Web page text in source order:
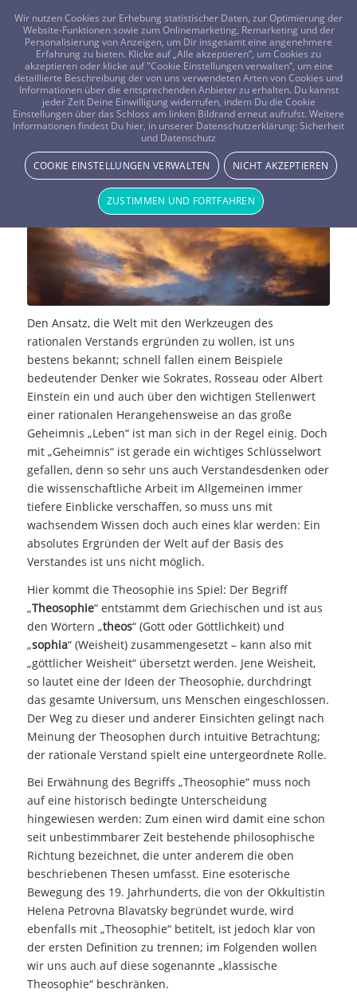
FRAGEN? KOSTENLOS ANRUFEN: 0800-8478266
Theosophie
Den Ansatz, die Welt mit den Werkzeugen des
rationalen Verstands ergründen zu wollen, ist uns
bestens bekannt; schnell fallen einem Beispiele
bedeutender Denker wie Sokrates, Rosseau oder Albert
Einstein ein und auch über den wichtigen Stellenwert
einer rationalen Herangehensweise an das große
Geheimnis „Leben“ ist man sich in der Regel einig. Doch
mit „Geheimnis“ ist gerade ein wichtiges Schlüsselwort
gefallen, denn so sehr uns auch Verstandesdenken oder
die wissenschaftliche Arbeit im Allgemeinen immer
tiefere Einblicke verschaffen, so muss uns mit
wachsendem Wissen doch auch eines klar werden: Ein
absolutes Ergründen der Welt auf der Basis des
Verstandes ist uns nicht möglich.
Hier kommt die Theosophie ins Spiel: Der Begriff
„Theosophie“ entstammt dem Griechischen und ist aus
den Wörtern „theos“ (Gott oder Göttlichkeit) und
„sophia“ (Weisheit) zusammengesetzt – kann also mit
„göttlicher Weisheit“ übersetzt werden. Jene Weisheit,
so lautet eine der Ideen der Theosophie, durchdringt
das gesamte Universum, uns Menschen eingeschlossen.
Der Weg zu dieser und anderer Einsichten gelingt nach
Meinung der Theosophen durch intuitive Betrachtung;
der rationale Verstand spielt eine untergeordnete Rolle.
Bei Erwähnung des Begriffs „Theosophie“ muss noch
auf eine historisch bedingte Unterscheidung
hingewiesen werden: Zum einen wird damit eine schon
seit unbestimmbarer Zeit bestehende philosophische
Richtung bezeichnet, die unter anderem die oben
beschriebenen Thesen umfasst. Eine esoterische
Bewegung des 19. Jahrhunderts, die von der Okkultistin
Helena Petrovna Blavatsky begründet wurde, wird
ebenfalls mit „Theosophie“ betitelt, ist jedoch klar von
der ersten Definition zu trennen; im Folgenden wollen
wir uns auch auf diese sogenannte „klassische
Theosophie“ beschränken.
Wir nutzen Cookies zur Erhebung statistischer Daten, zur Optimierung der
Website-Funktionen sowie zum Onlinemarketing, Remarketing und der
Personalisierung von Anzeigen, um Dir insgesamt eine angenehmere
Erfahrung zu bieten. Klicke auf „Alle akzeptieren“, um Cookies zu
akzeptieren oder klicke auf "Cookie Einstellungen verwalten“, um eine
detaillierte Beschreibung der von uns verwendeten Arten von Cookies und
Informationen über die entsprechenden Anbieter zu erhalten. Du kannst
jeder Zeit Deine Einwilligung widerrufen, indem Du die Cookie
Einstellungen über das Schloss am linken Bildrand erneut aufrufst. Weitere
Informationen findest Du hier, in unserer Datenschutzerklärung: Sicherheit
und Datenschutz
COOKIE EINSTELLUNGEN VERWALTEN NICHT AKZEPTIEREN
ZUSTIMMEN UND FORTFAHREN